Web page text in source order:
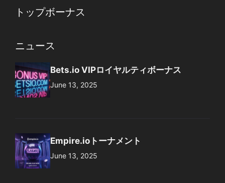
トップボーナス
ニュース
Bets.io VIPロイヤルティボーナス
June 13, 2025
Empire.ioトーナメント
June 13, 2025